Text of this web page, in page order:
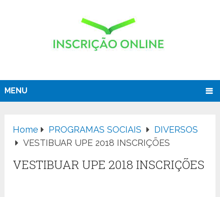
MENU
Home PROGRAMAS SOCIAIS
DIVERSOS
VESTIBUAR UPE 2018 INSCRIÇÕES
VESTIBUAR UPE 2018 INSCRIÇÕES